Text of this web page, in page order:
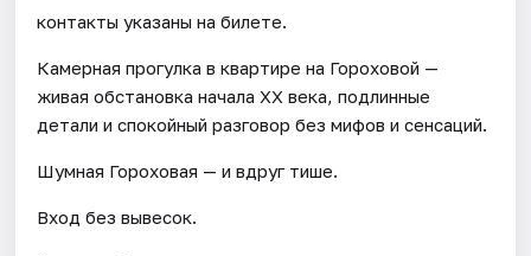
контакты указаны на билете.
Камерная прогулка в квартире на Гороховой —
живая обстановка начала XX века, подлинные
детали и спокойный разговор без мифов и сенсаций.
Шумная Гороховая — и вдруг тише.
Вход без вывесок.